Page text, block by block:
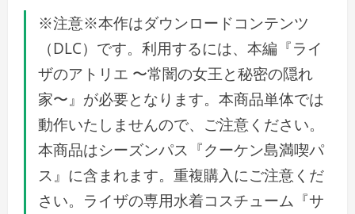
※注意※本作はダウンロードコンテンツ
（DLC）です。利用するには、本編『ライ
ザのアトリエ 〜常闇の女王と秘密の隠れ
家〜』が必要となります。本商品単体では
動作いたしませんので、ご注意ください。
本商品はシーズンパス『クーケン島満喫パ
ス』に含まれます。重複購入にご注意くだ
さい。ライザの専用水着コスチューム『サ